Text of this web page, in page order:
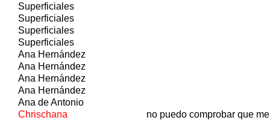
Superficiales
Superficiales
Superficiales
Superficiales
Ana Hernández
Ana Hernández
Ana Hernández
Ana Hernández
Ana de Antonio
Chrischana
no puedo comprobar que